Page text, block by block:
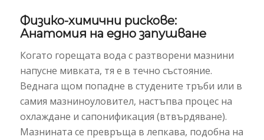
Физико-химични рискове:
Анатомия на едно запушване
Когато горещата вода с разтворени мазнини
напусне мивката, тя е в течно състояние.
Веднага щом попадне в студените тръби или в
самия мазниноуловител, настъпва процес на
охлаждане и сапонификация (втвърдяване).
Мазнината се превръща в лепкава, подобна на